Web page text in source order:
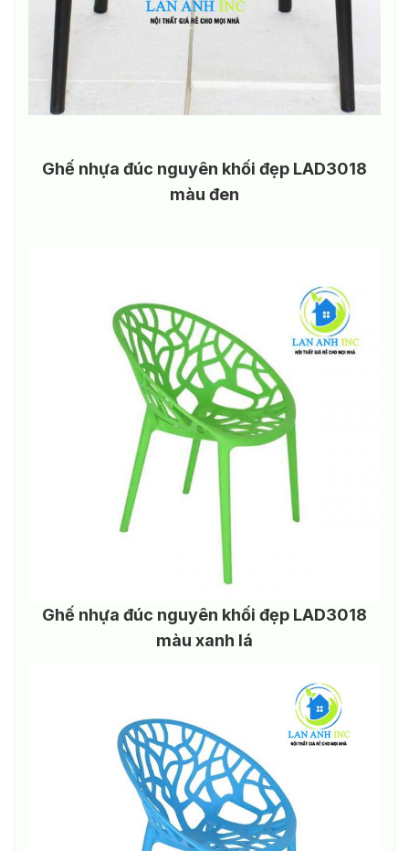
Ghế nhựa đúc nguyên khối đẹp LAD3018
màu đen
Ghế nhựa đúc nguyên khối đẹp LAD3018
màu xanh lá